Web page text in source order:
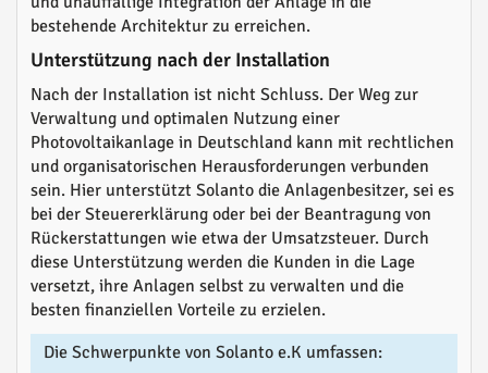
bestehende Architektur zu erreichen.
Unterstützung nach der Installation
Nach der Installation ist nicht Schluss. Der Weg zur
Verwaltung und optimalen Nutzung einer
Photovoltaikanlage in Deutschland kann mit rechtlichen
und organisatorischen Herausforderungen verbunden
sein. Hier unterstützt Solanto die Anlagenbesitzer, sei es
bei der Steuererklärung oder bei der Beantragung von
Rückerstattungen wie etwa der Umsatzsteuer. Durch
diese Unterstützung werden die Kunden in die Lage
versetzt, ihre Anlagen selbst zu verwalten und die
besten finanziellen Vorteile zu erzielen.
Die Schwerpunkte von Solanto e.K umfassen: